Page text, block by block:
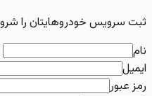
ثبت سرویس خودروهایتان را
نام
ایمیل
رمز عبور